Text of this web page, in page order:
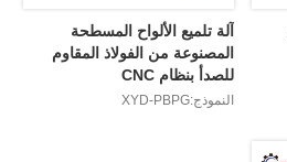
آلة تلميع الألواح المسطحة
المصنوعة من الفولاذ المقاوم
للصدأ بنظام CNC
النموذج:XYD-PBPG